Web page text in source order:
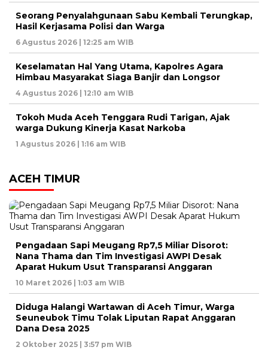
Seorang Penyalahgunaan Sabu Kembali Terungkap,
Hasil Kerjasama Polisi dan Warga
6 Agustus 2026 | 12:25 am WIB
Keselamatan Hal Yang Utama, Kapolres Agara
Himbau Masyarakat Siaga Banjir dan Longsor
4 Agustus 2026 | 12:10 am WIB
Tokoh Muda Aceh Tenggara Rudi Tarigan, Ajak
warga Dukung Kinerja Kasat Narkoba
1 Agustus 2026 | 1:16 am WIB
ACEH TIMUR
Pengadaan Sapi Meugang Rp7,5 Miliar Disorot:
Nana Thama dan Tim Investigasi AWPI Desak
Aparat Hukum Usut Transparansi Anggaran
10 Maret 2026 | 1:03 am WIB
Diduga Halangi Wartawan di Aceh Timur, Warga
Seuneubok Timu Tolak Liputan Rapat Anggaran
Dana Desa 2025
2 Oktober 2025 | 3:57 pm WIB